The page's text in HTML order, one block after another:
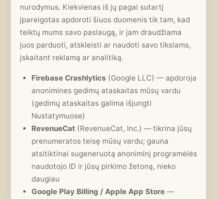
nurodymus. Kiekvienas iš jų pagal sutartį
įpareigotas apdoroti šiuos duomenis tik tam, kad
teiktų mums savo paslaugą, ir jam draudžiama
juos parduoti, atskleisti ar naudoti savo tikslams,
įskaitant reklamą ar analitiką.
Firebase Crashlytics (Google LLC) — apdoroja
anonimines gedimų ataskaitas mūsų vardu
(gedimų ataskaitas galima išjungti
Nustatymuose)
RevenueCat (RevenueCat, Inc.) — tikrina jūsų
prenumeratos teisę mūsų vardu; gauna
atsitiktinai sugeneruotą anoniminį programėlės
naudotojo ID ir jūsų pirkimo žetoną, nieko
daugiau
Google Play Billing / Apple App Store —